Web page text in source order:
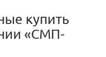
купить
«СМП-